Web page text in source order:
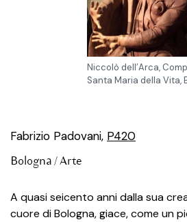
Niccolò dell’Arca,
Santa Maria della
A quasi seicento anni dalla sua
cuore di Bologna, giace, come un
Fabrizio Padovani, P420
Bologna /Arte